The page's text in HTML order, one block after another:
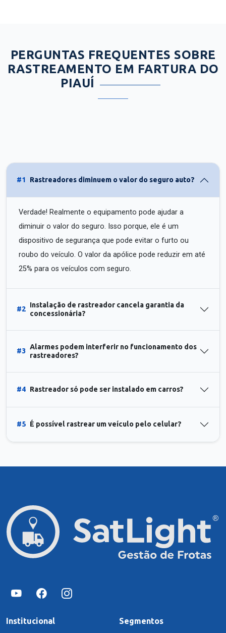
PERGUNTAS FREQUENTES SOBRE
RASTREAMENTO EM FARTURA DO
PIAUÍ
#1 Rastreadores diminuem o valor do seguro auto?
Verdade! Realmente o equipamento pode ajudar a
diminuir o valor do seguro. Isso porque, ele é um
dispositivo de segurança que pode evitar o furto ou
roubo do veículo. O valor da apólice pode reduzir em até
25% para os veículos com seguro.
#2
Instalação de rastreador cancela garantia da
concessionária?
#3
Alarmes podem interferir no funcionamento dos
rastreadores?
#4 Rastreador só pode ser instalado em carros?
#5 É possível rastrear um veículo pelo celular?
Institucional Segmentos